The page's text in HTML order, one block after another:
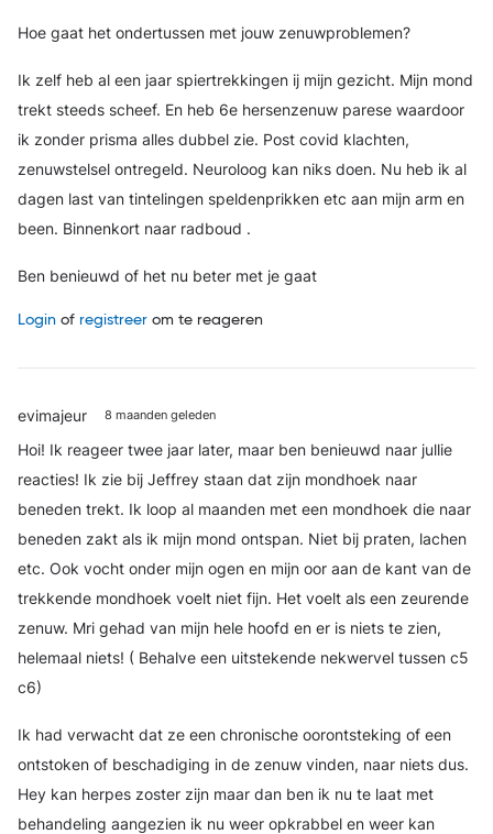
Hoe gaat het ondertussen met jouw zenuwproblemen?
Ik zelf heb al een jaar spiertrekkingen ij mijn gezicht. Mijn mond
trekt steeds scheef. En heb 6e hersenzenuw parese waardoor
ik zonder prisma alles dubbel zie. Post covid klachten,
zenuwstelsel ontregeld. Neuroloog kan niks doen. Nu heb ik al
dagen last van tintelingen speldenprikken etc aan mijn arm en
been. Binnenkort naar radboud .
Ben benieuwd of het nu beter met je gaat
Login of registreer om te reageren
evimajeur 8 maanden geleden
Hoi! Ik reageer twee jaar later, maar ben benieuwd naar jullie
reacties! Ik zie bij Jeffrey staan dat zijn mondhoek naar
beneden trekt. Ik loop al maanden met een mondhoek die naar
beneden zakt als ik mijn mond ontspan. Niet bij praten, lachen
etc. Ook vocht onder mijn ogen en mijn oor aan de kant van de
trekkende mondhoek voelt niet fijn. Het voelt als een zeurende
zenuw. Mri gehad van mijn hele hoofd en er is niets te zien,
helemaal niets! ( Behalve een uitstekende nekwervel tussen c5
c6)
Ik had verwacht dat ze een chronische oorontsteking of een
ontstoken of beschadiging in de zenuw vinden, naar niets dus.
Hey kan herpes zoster zijn maar dan ben ik nu te laat met
behandeling aangezien ik nu weer opkrabbel en weer kan